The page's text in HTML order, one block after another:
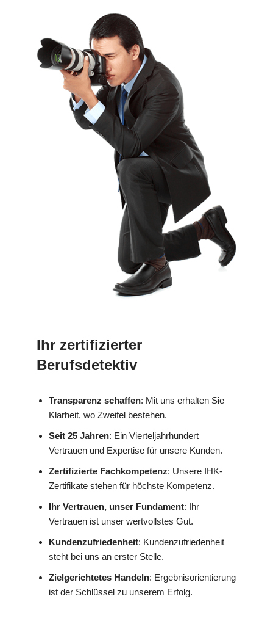
Ihr zertifizierter
Berufsdetektiv
Transparenz schaffen: Mit uns erhalten Sie
Klarheit, wo Zweifel bestehen.
Seit 25 Jahren: Ein Vierteljahrhundert
Vertrauen und Expertise für unsere Kunden.
Zertifizierte Fachkompetenz: Unsere IHK-
Zertifikate stehen für höchste Kompetenz.
Ihr Vertrauen, unser Fundament: Ihr
Vertrauen ist unser wertvollstes Gut.
Kundenzufriedenheit: Kundenzufriedenheit
steht bei uns an erster Stelle.
Zielgerichtetes Handeln: Ergebnisorientierung
ist der Schlüssel zu unserem Erfolg.